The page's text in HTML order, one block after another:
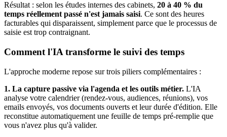
Résultat : selon les études internes des cabinets, 20 à 40 % du
temps réellement passé n'est jamais saisi. Ce sont des heures
facturables qui disparaissent, simplement parce que le processus de
saisie est trop contraignant.
Comment l'IA transforme le suivi des temps
L'approche moderne repose sur trois piliers complémentaires :
1. La capture passive via l'agenda et les outils métier. L'IA
analyse votre calendrier (rendez-vous, audiences, réunions), vos
emails envoyés, vos documents ouverts et leur durée d'édition. Elle
reconstitue automatiquement une feuille de temps pré-remplie que
vous n'avez plus qu'à valider.